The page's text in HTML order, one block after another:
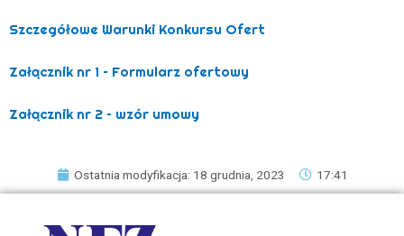
Szczegółowe Warunki Konkursu Ofert
Załącznik nr 1 – Formularz ofertowy
Załącznik nr 2 – wzór umowy
Ostatnia modyfikacja: 18 grudnia, 2023 17:41